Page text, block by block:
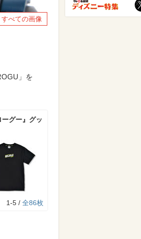
すべての画像
」を
ーグー』グッ
1-5 / 全86枚
X